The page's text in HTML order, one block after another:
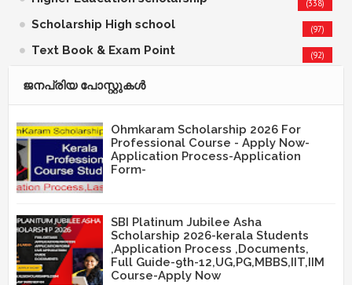
(338)
Scholarship High school (97)
Text Book & Exam Point (92)
ജനപ്രിയ പോസ്റ്റുകള്‍‌
Ohmkaram Scholarship 2026 For
Professional Course - Apply Now-
Application Process-Application
Form-
SBI Platinum Jubilee Asha
Scholarship 2026-kerala Students
,Application Process ,Documents,
Full Guide-9th-12,UG,PG,MBBS,IIT,IIM
Course-Apply Now